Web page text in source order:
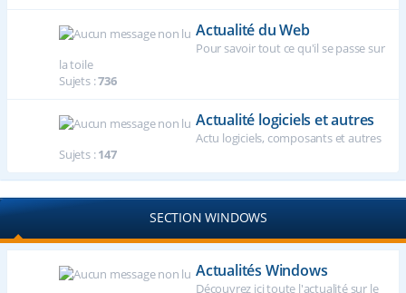
Actualité du Web
Pour savoir tout ce qu'il se passe sur
la toile
Sujets :736
Actualité logiciels et autres
Actu logiciels, composants et autres
Sujets :147
SECTION WINDOWS
Actualités Windows
Découvrez ici toute l'actualité sur le